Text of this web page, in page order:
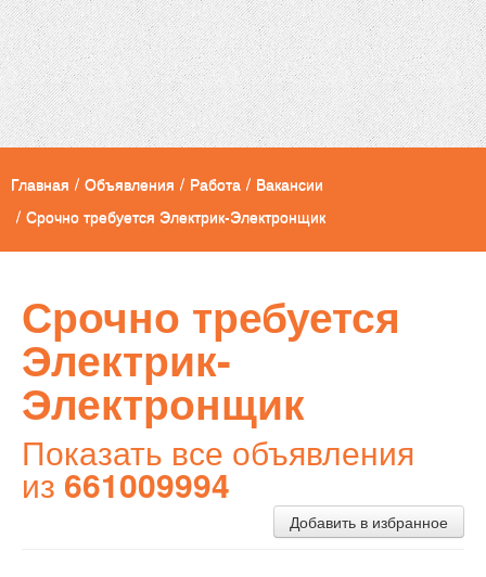
Главная / Объявления / Работа / Вакансии
/ Срочно требуется Электрик-Электронщик
Срочно требуется
Электрик-
Электронщик
Показать все объявления
из 661009994
Добавить в избранное